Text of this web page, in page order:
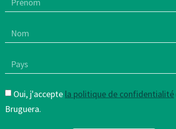
Oui, j'accepte la politique de confidentialité
Bruguera.